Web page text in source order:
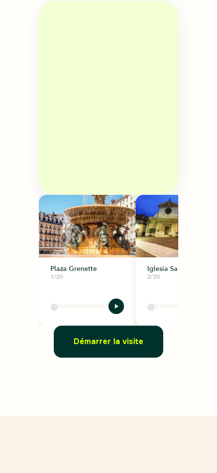
Plaza Grenette
1/20
Iglesia San Luís
2/20
Démarrer la visite